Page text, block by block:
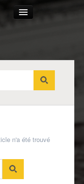
n'a été trouvé